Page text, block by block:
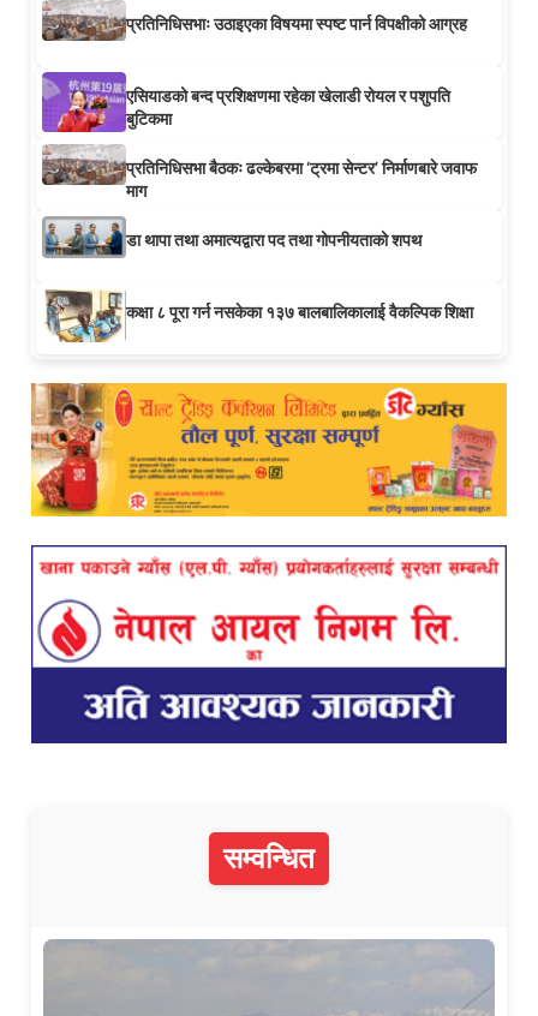
प्रतिनिधिसभाः उठाइएका विषयमा स्पष्ट पार्न विपक्षीको आग्रह
एसियाडको बन्द प्रशिक्षणमा रहेका खेलाडी रोयल र पशुपति
बुटिकमा
प्रतिनिधिसभा बैठकः ढल्केबरमा ‘ट्रमा सेन्टर’ निर्माणबारे जवाफ
माग
डा थापा तथा अमात्यद्वारा पद तथा गोपनीयताको शपथ
कक्षा ८ पूरा गर्न नसकेका १३७ बालबालिकालाई वैकल्पिक शिक्षा
सम्वन्धित